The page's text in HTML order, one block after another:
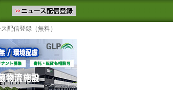
ます。物流ニュースメール配信を登録す
よく見るテーマ
配信登録（無料）